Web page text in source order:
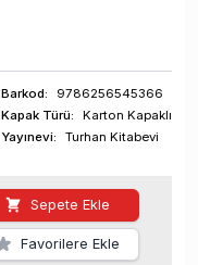
Barkod:
9786256545366
Kapak Türü:
Karton Kapaklı
Yayınevi:
Turhan Kitabevi
Sepete Ekle
Favorilere Ekle